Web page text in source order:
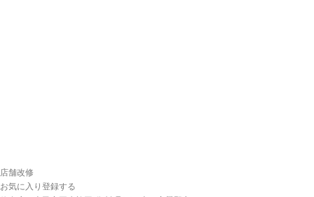
店舗改修
お気に入り登録する